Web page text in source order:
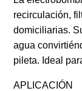
recirculación,
domiciliarias.
agua
pileta. Ideal
APLICACIÓN